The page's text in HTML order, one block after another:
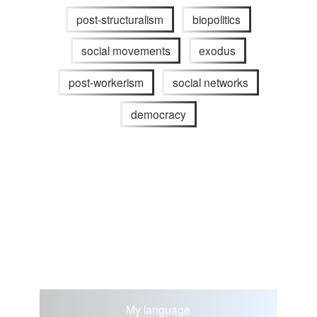
post-structuralism biopolitics
social movements exodus
post-workerism social networks
democracy
My language